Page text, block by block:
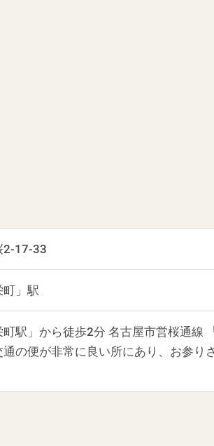
2-17-33
」駅
駅」から徒歩2分 名古屋市営桜通線
の便が非常に良い所にあり、お参